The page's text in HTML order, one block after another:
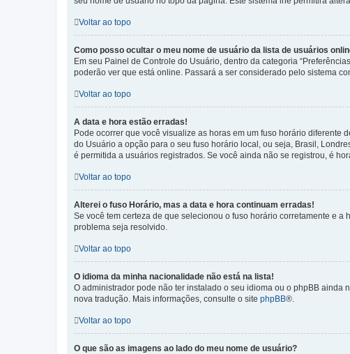
Voltar ao topo
Como posso ocultar o meu nome de usuário da lista de usuários
Em seu Painel de Controle do Usuário, dentro da categoria
poderão ver que está online. Passará a ser considerado pelo sistema
Voltar ao topo
A data e hora estão erradas!
Pode ocorrer que você visualize as horas em um fuso horário
do Usuário a opção para o seu fuso horário local, ou seja, Brasil,
é permitida a usuários registrados. Se você ainda não se registrou, é
Voltar ao topo
Alterei o fuso Horário, mas a data e hora continuam erradas!
Se você tem certeza de que selecionou o fuso horário corretamente e
problema seja resolvido.
Voltar ao topo
O idioma da minha nacionalidade não está na lista!
O administrador pode não ter instalado o seu idioma ou o phpBB
nova tradução. Mais informações, consulte o site phpBB®.
Voltar ao topo
O que são as imagens ao lado do meu nome de usuário?